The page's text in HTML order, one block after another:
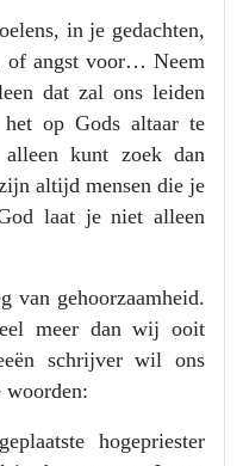
in je gedachten,
of angst voor… Neem
dat zal ons leiden
op Gods altaar te
kunt zoek dan
altijd mensen die je
laat je niet alleen
van gehoorzaamheid.
meer dan wij ooit
schrijver wil ons
woorden:
hogepriester